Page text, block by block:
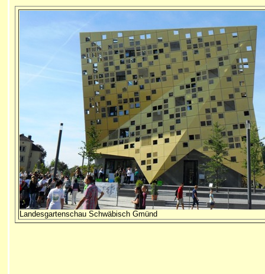
Landesgartenschau Schwäbisch Gmünd